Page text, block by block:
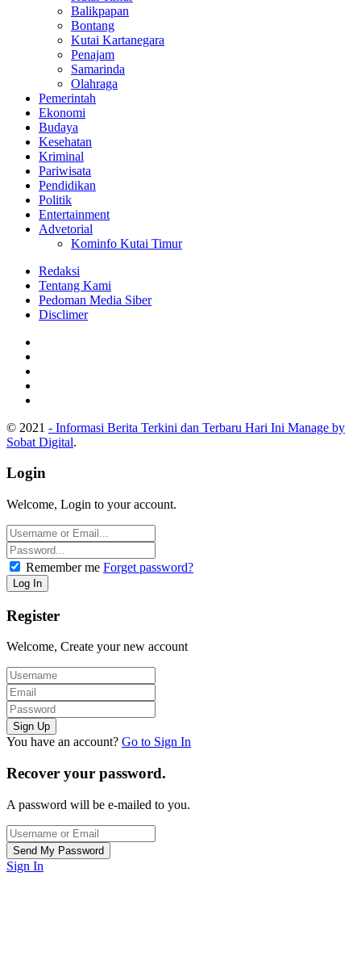
Balikpapan
Bontang
Kutai Kartanegara
Penajam
Samarinda
Olahraga
Pemerintah
Ekonomi
Budaya
Kesehatan
Kriminal
Pariwisata
Pendidikan
Politik
Entertainment
Advetorial
Kominfo Kutai Timur
Redaksi
Tentang Kami
Pedoman Media Siber
Disclimer
© 2021 - Informasi Berita Terkini dan Terbaru Hari Ini Manage by
Sobat Digital.
Login
Welcome, Login to your account.
Remember me Forget password?
Register
Welcome, Create your new account
You have an account? Go to Sign In
Recover your password.
A password will be e-mailed to you.
Sign In